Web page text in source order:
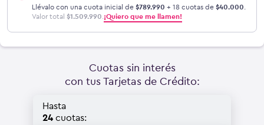
Llévalo con una cuota inicial de $789.990 + 18 cuotas de $40.000
Valor total $1.509.990 ¡Quiero que me llamen!
Cuotas sin interés
con tus Tarjetas de Crédito:
Hasta
24 cuotas: